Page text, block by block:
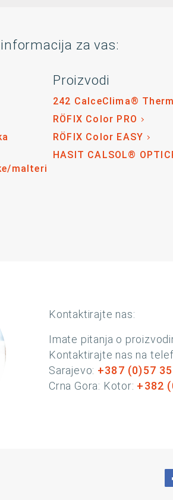
za vas:
malteri
Proizvodi
242 CalceClima®
RÖFIX Color PRO
RÖFIX Color EASY
HASIT CALSOL®
Kontaktirajte nas:
Imate pitanja o
Kontaktirajte nas na
Sarajevo: +387 (0)57
Crna Gora: Kotor: +382